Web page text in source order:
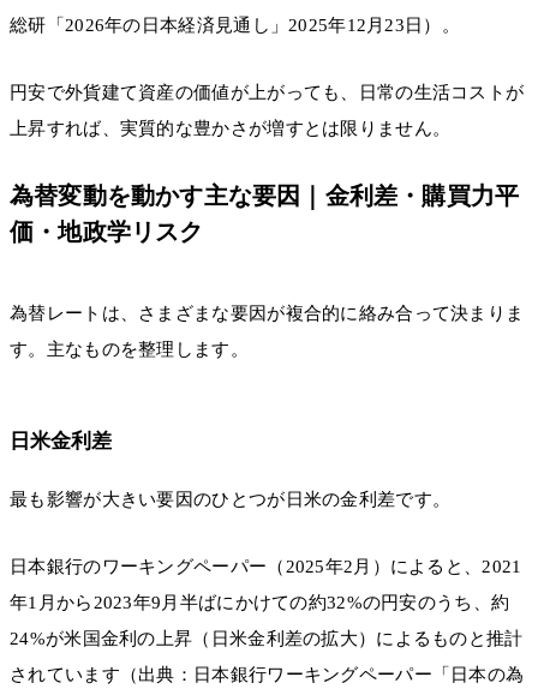
総研「2026年の日本経済見通し」2025年12月23日）。
円安で外貨建て資産の価値が上がっても、日常の生活コストが
上昇すれば、実質的な豊かさが増すとは限りません。
為替変動を動かす主な要因｜金利差・購買力平
価・地政学リスク
為替レートは、さまざまな要因が複合的に絡み合って決まりま
す。主なものを整理します。
日米金利差
最も影響が大きい要因のひとつが日米の金利差です。
日本銀行のワーキングペーパー（2025年2月）によると、2021
年1月から2023年9月半ばにかけての約32%の円安のうち、約
24%が米国金利の上昇（日米金利差の拡大）によるものと推計
されています（出典：日本銀行ワーキングペーパー「日本の為